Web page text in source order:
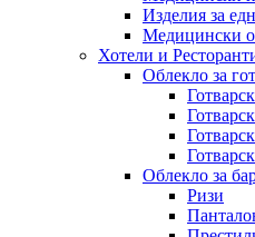
Изделия за
Медицински
Хотели и
Облекло за
Облекло за
Ризи